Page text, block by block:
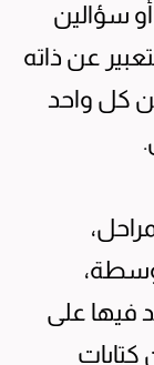
سؤالين
عن ذاته
كل واحد
فيها على
كتابات